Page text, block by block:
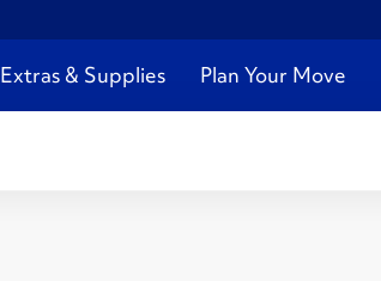
Extras & Supplies Plan Your Move